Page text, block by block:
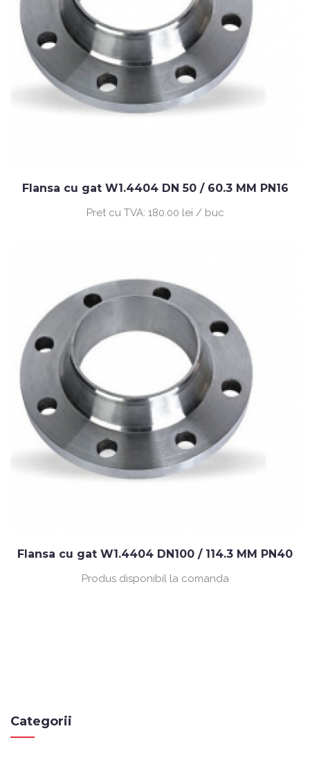
Flansa cu gat W1.4404 DN 50 / 60.3 MM PN16
Pret cu TVA: 180.00 lei / buc
Flansa cu gat W1.4404 DN100 / 114.3 MM PN40
Produs disponibil la comanda
Categorii